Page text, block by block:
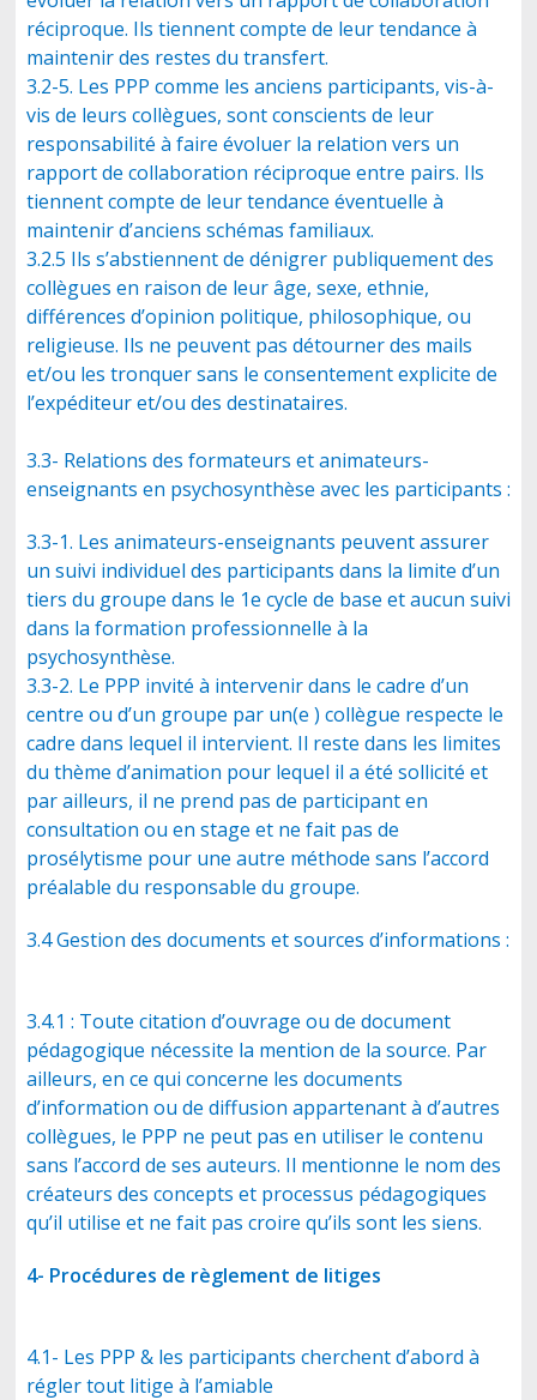
réciproque. Ils tiennent compte de leur tendance à
maintenir des restes du transfert.
3.2-5. Les PPP comme les anciens participants, vis-à-
vis de leurs collègues, sont conscients de leur
responsabilité à faire évoluer la relation vers un
rapport de collaboration réciproque entre pairs. Ils
tiennent compte de leur tendance éventuelle à
maintenir d’anciens schémas familiaux.
3.2.5 Ils s’abstiennent de dénigrer publiquement des
collègues en raison de leur âge, sexe, ethnie,
différences d’opinion politique, philosophique, ou
religieuse. Ils ne peuvent pas détourner des mails
et/ou les tronquer sans le consentement explicite de
l’expéditeur et/ou des destinataires.
3.3- Relations des formateurs et animateurs-
enseignants en psychosynthèse avec les participants :
3.3-1. Les animateurs-enseignants peuvent assurer
un suivi individuel des participants dans la limite d’un
tiers du groupe dans le 1e cycle de base et aucun suivi
dans la formation professionnelle à la
psychosynthèse.
3.3-2. Le PPP invité à intervenir dans le cadre d’un
centre ou d’un groupe par un(e ) collègue respecte le
cadre dans lequel il intervient. Il reste dans les limites
du thème d’animation pour lequel il a été sollicité et
par ailleurs, il ne prend pas de participant en
consultation ou en stage et ne fait pas de
prosélytisme pour une autre méthode sans l’accord
préalable du responsable du groupe.
3.4 Gestion des documents et sources d’informations :
3.4.1 : Toute citation d’ouvrage ou de document
pédagogique nécessite la mention de la source. Par
ailleurs, en ce qui concerne les documents
d’information ou de diffusion appartenant à d’autres
collègues, le PPP ne peut pas en utiliser le contenu
sans l’accord de ses auteurs. Il mentionne le nom des
créateurs des concepts et processus pédagogiques
qu’il utilise et ne fait pas croire qu’ils sont les siens.
4- Procédures de règlement de litiges
4.1- Les PPP & les participants cherchent d’abord à
régler tout litige à l’amiable